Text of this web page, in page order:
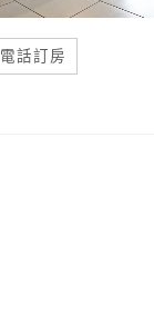
電話訂房